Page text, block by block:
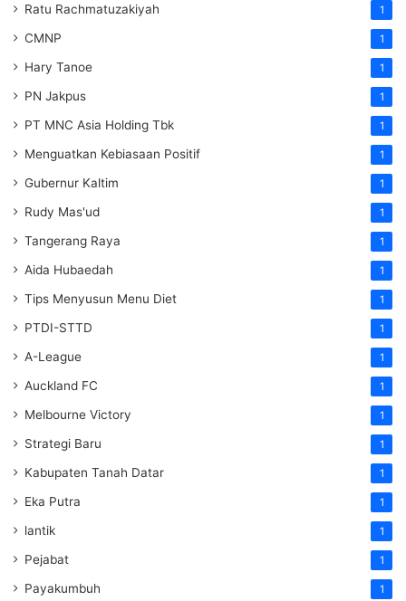
Ratu Rachmatuzakiyah 1
CMNP 1
Hary Tanoe 1
PN Jakpus 1
PT MNC Asia Holding Tbk 1
Menguatkan Kebiasaan Positif 1
Gubernur Kaltim 1
Rudy Mas'ud 1
Tangerang Raya 1
Aida Hubaedah 1
Tips Menyusun Menu Diet 1
PTDI-STTD 1
A-League 1
Auckland FC 1
Melbourne Victory 1
Strategi Baru 1
Kabupaten Tanah Datar 1
Eka Putra 1
lantik 1
Pejabat 1
Payakumbuh 1